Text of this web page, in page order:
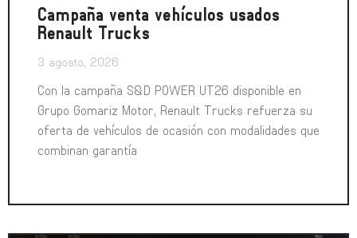
Campaña venta vehículos usados
Renault Trucks
3 agosto, 2026
Con la campaña S&D POWER UT26 disponible en
Grupo Gomariz Motor, Renault Trucks refuerza su
oferta de vehículos de ocasión con modalidades que
combinan garantía